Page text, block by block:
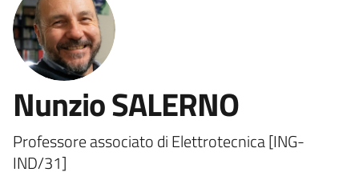
Nunzio SALERNO
Professore associato di Elettrotecnica [ING-
IND/31]